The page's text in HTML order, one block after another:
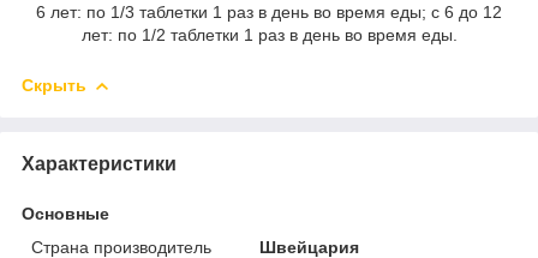
6 лет: по 1/3 таблетки 1 раз в день во время еды; с 6 до 12
лет: по 1/2 таблетки 1 раз в день во время еды.
Скрыть
Характеристики
Основные
Страна производитель
Швейцария